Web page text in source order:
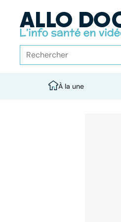
À la une